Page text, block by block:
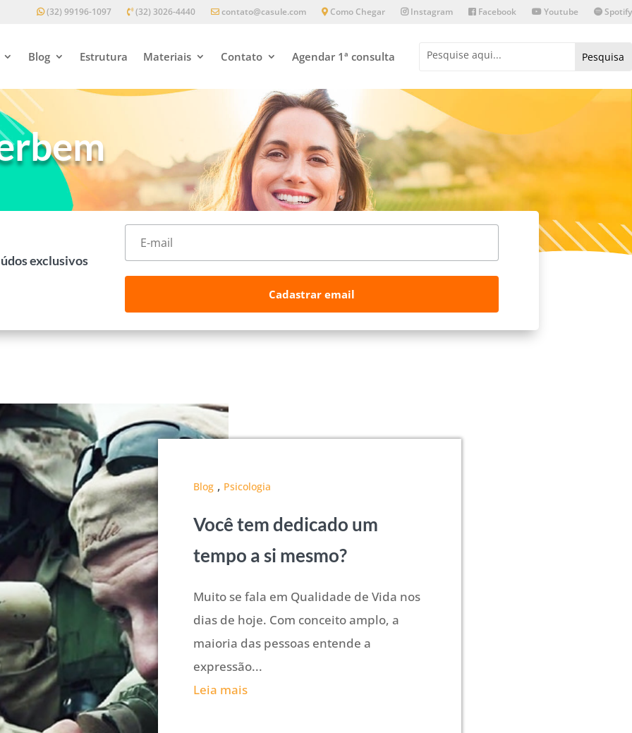
(32) 99196-1097 (32) 3026-4440 contato@casule.com Como Chegar Instagram Facebook Youtube Spotify
Blog Estrutura Materiais Contato Agendar 1ª consulta
exclusivos
Cadastrar email
Blog , Psicologia
Você tem dedicado um
tempo a si mesmo?
Muito se fala em Qualidade de Vida nos
dias de hoje. Com conceito amplo, a
maioria das pessoas entende a
expressão...
Leia mais